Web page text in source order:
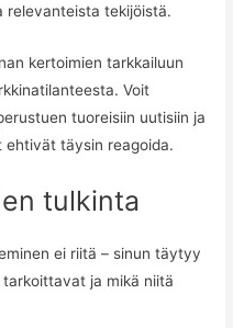
relevanteista tekijöistä.
kertoimien tarkkailuun
Voit
tuoreisiin uutisiin ja
ehtivät täysin reagoida.
tulkinta
ei riitä – sinun täytyy
ja mikä niitä